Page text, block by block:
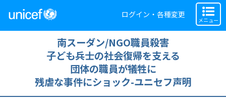
ログイン・各種変更
メニュー
南スーダン/NGO職員殺害
子ども兵士の社会復帰を支える
団体の職員が犠牲に
残虐な事件にショック-ユニセフ声明